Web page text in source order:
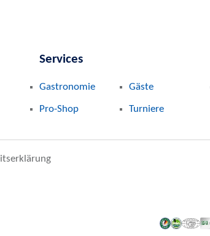
Services
Gastronomie Gäste
Pro-Shop Turniere